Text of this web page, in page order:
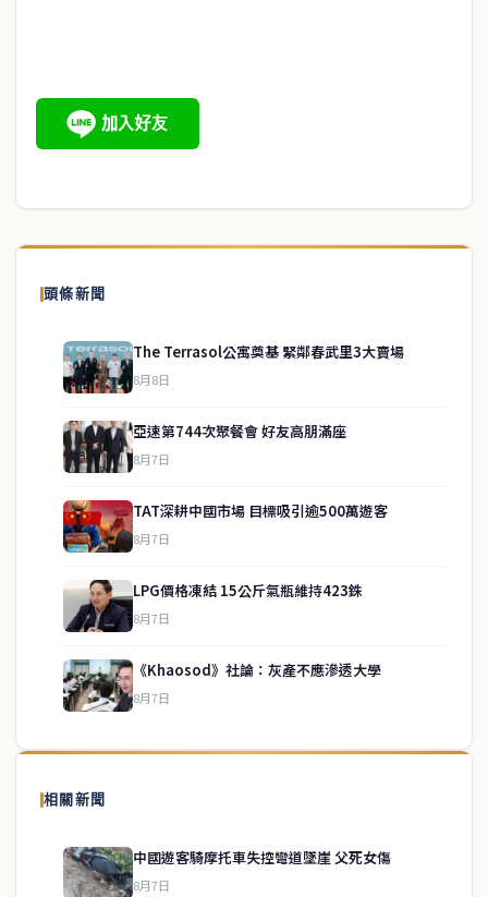
頭條新聞
The Terrasol公寓奠基 緊鄰春武里3大賣場
8月8日
亞速第744次聚餐會 好友高朋滿座
8月7日
TAT深耕中國市場 目標吸引逾500萬遊客
8月7日
LPG價格凍結 15公斤氣瓶維持423銖
8月7日
《Khaosod》社論：灰產不應滲透大學
8月7日
相關新聞
中國遊客騎摩托車失控彎道墜崖 父死女傷
8月7日
關於我們
泰國中文新聞（TCN）是一家總部設於曼谷的中文新聞媒體，致力於
供即時、客觀、多元的中文新聞內容。
service@thaichinesenews.com